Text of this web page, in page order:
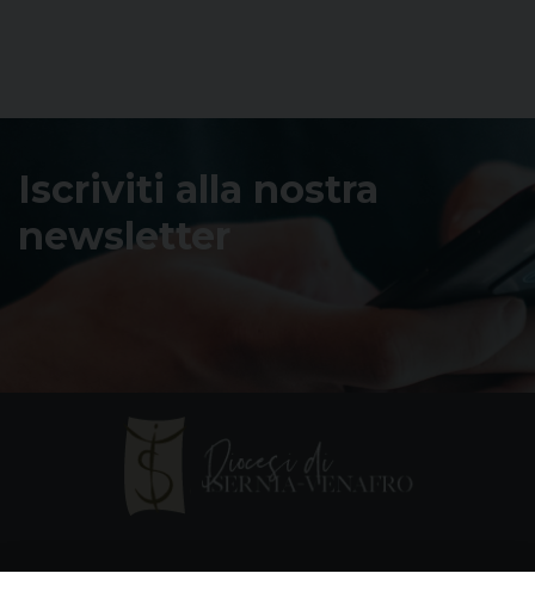
Iscriviti alla nostra
newsletter